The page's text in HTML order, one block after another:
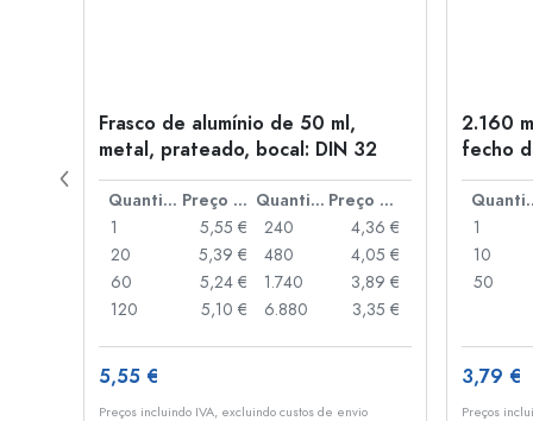
Frasco de alumínio de 50 ml,
metal, prateado, bocal: DIN 32
Quantidade Preço por peça Quantidade
Preço por peça
1
5,55 €
20
5,39 €
60
5,24 €
120
5,10 €
240
4,36 €
480
4,05 €
1.740
3,89 €
6.880
3,35 €
5,55 €
Preços incluindo IVA, excluindo custos de envio
2.160
fecho
de
1
10
50
3,79 €
Preços